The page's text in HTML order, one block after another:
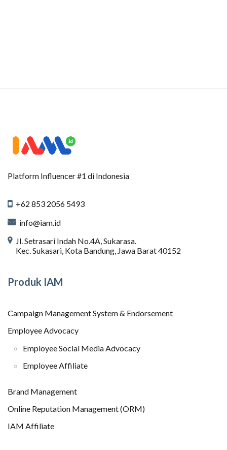
Platform Influencer #1 di Indonesia
+62 853 2056 5493
info@iam.id
Jl. Setrasari Indah No.4A, Sukarasa.
Kec. Sukasari, Kota Bandung, Jawa Barat 40152
Produk IAM
Campaign Management System & Endorsement
Employee Advocacy
Employee Social Media Advocacy
Employee Affiliate
Brand Management
Online Reputation Management (ORM)
IAM Affiliate